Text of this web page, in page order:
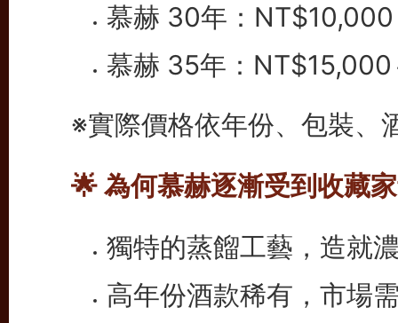
慕赫 30年：
慕赫 35年：
※實際價格依年份、包裝、
🌟 為何慕赫逐漸受到收藏
獨特的蒸餾工藝，造就
高年份酒款稀有，市場